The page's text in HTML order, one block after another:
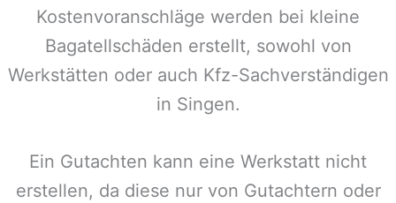
Kostenvoranschläge werden bei kleine
Bagatellschäden erstellt, sowohl von
Werkstätten oder auch Kfz-Sachverständigen
in Singen.
Ein Gutachten kann eine Werkstatt nicht
erstellen, da diese nur von Gutachtern oder